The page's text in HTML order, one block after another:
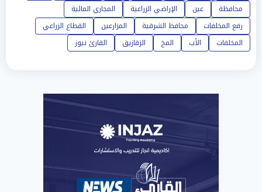
محافظة
عين الإراضي الزراعية
المجاري المائية
رفع المخلفات
محافظ الشرقية المزارعين
القطاع الزراعي
المخلفات
الأب المخ الزقازيق القارئ نيوز